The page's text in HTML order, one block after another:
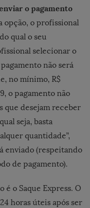
o pagamento
opção, o profissional
qual o seu
selecionar o
não será
no mínimo, R$
o pagamento não
que desejam receber
seja, basta
quantidade”,
enviado (respeitando
de pagamento).
é o Saque Express. O
horas úteis após ser